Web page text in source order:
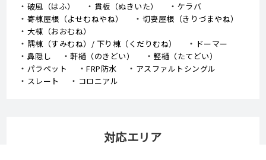
破風（はふ）
貫板（ぬきいた）
ケラバ
寄棟屋根（よせむねやね）
切妻屋根（きりづまやね）
大棟（おおむね）
隅棟（すみむね）/ 下り棟（くだりむね）
ドーマー
鼻隠し
軒樋（のきどい）
竪樋（たてどい）
パラペット
FRP防水
アスファルトシングル
スレート
コロニアル
対応エリア